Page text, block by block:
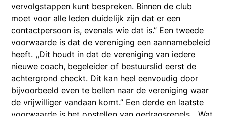
vervolgstappen kunt bespreken. Binnen de club
moet voor alle leden duidelijk zijn dat er een
contactpersoon is, evenals wíe dat is.” Een tweede
voorwaarde is dat de vereniging een aannamebeleid
heeft. ,,Dit houdt in dat de vereniging van iedere
nieuwe coach, begeleider of bestuurslid eerst de
achtergrond checkt. Dit kan heel eenvoudig door
bijvoorbeeld even te bellen naar de vereniging waar
de vrijwilliger vandaan komt.” Een derde en laatste